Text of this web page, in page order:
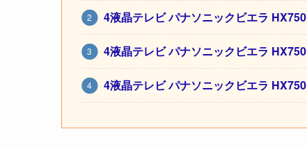
4液晶テレビ パナソニックビエラ
4液晶テレビ パナソニックビエラ
4液晶テレビ パナソニックビエラ